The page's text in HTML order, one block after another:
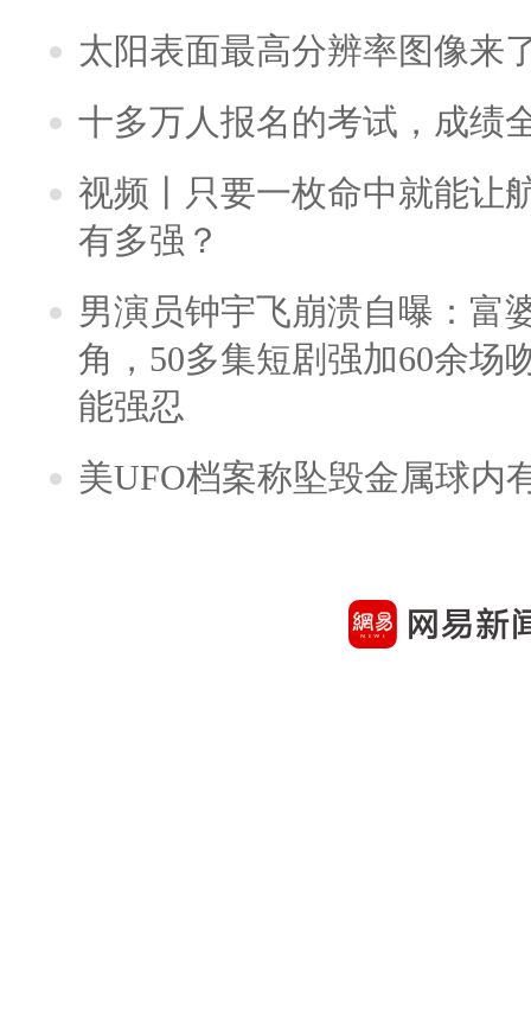
太阳表面最高分辨率图像来
十多万人报名的考试，成绩
视频丨只要一枚命中就能让
有多强？
男演员钟宇飞崩溃自曝：富
角，50多集短剧强加60余场
能强忍
美UFO档案称坠毁金属球内